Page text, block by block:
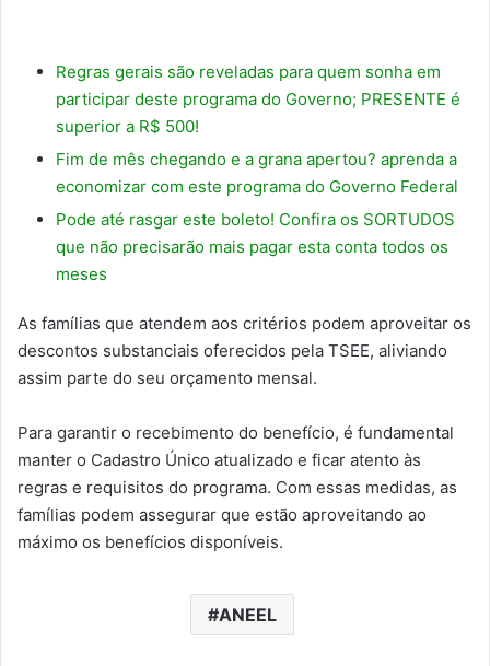
Regras gerais são reveladas para quem sonha em
participar deste programa do Governo; PRESENTE é
superior a R$ 500!
Fim de mês chegando e a grana apertou? aprenda a
economizar com este programa do Governo Federal
Pode até rasgar este boleto! Confira os SORTUDOS
que não precisarão mais pagar esta conta todos os
meses
As famílias que atendem aos critérios podem aproveitar os
descontos substanciais oferecidos pela TSEE, aliviando
assim parte do seu orçamento mensal.
Para garantir o recebimento do benefício, é fundamental
manter o Cadastro Único atualizado e ficar atento às
regras e requisitos do programa. Com essas medidas, as
famílias podem assegurar que estão aproveitando ao
máximo os benefícios disponíveis.
ANEEL